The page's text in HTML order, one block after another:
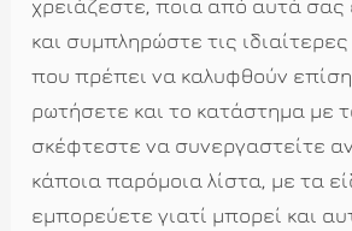
χρειάζεστε, ποια από αυτά σας
και συμπληρώστε τις
που πρέπει να καλυφθούν
ρωτήσετε και το κατάστημα με
σκέφτεστε να συνεργαστείτε αν
κάποια παρόμοια λίστα, με τα
εμπορεύετε γιατί μπορεί και